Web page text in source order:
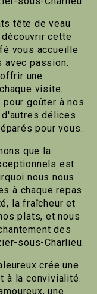
tête de veau
cette
vous accueille
avec passion.
une
visite.
goûter à nos
délices
pour vous.
que la
est
nous nous
à chaque repas.
la fraîcheur et
plats, et nous
des
sous-Charlieu.
crée une
à la convivialité.
une